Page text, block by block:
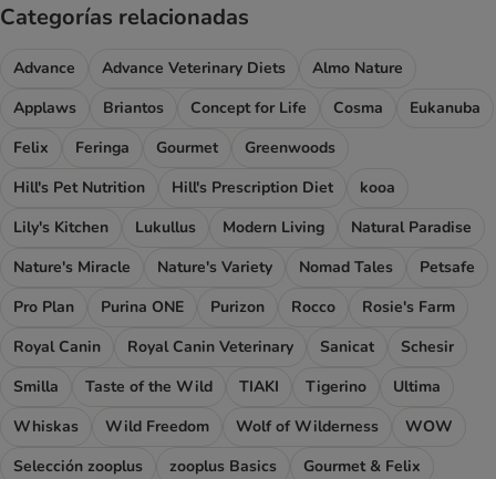
Categorías relacionadas
Advance Advance Veterinary Diets
Almo Nature
Applaws
Briantos Concept for Life Cosma
Eukanuba
Felix
Feringa Gourmet
Greenwoods
Hill's Pet Nutrition
Hill's Prescription Diet
kooa
Lily's Kitchen
Lukullus Modern Living
Natural Paradise
Nature's Miracle
Nature's Variety Nomad Tales
Petsafe
Pro Plan
Purina ONE Purizon Rocco
Rosie's Farm
Royal Canin
Royal Canin Veterinary Sanicat
Schesir
Smilla
Taste of the Wild TIAKI Tigerino
Ultima
Whiskas
Wild Freedom Wolf of Wilderness
WOW
Selección zooplus
zooplus Basics
Gourmet & Felix